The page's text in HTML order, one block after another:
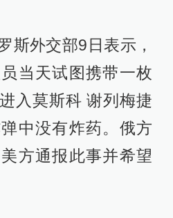
斯外交部9日表示，
当天试图携带一枚
入莫斯科 谢列梅捷
中没有炸药。俄方
方通报此事并希望